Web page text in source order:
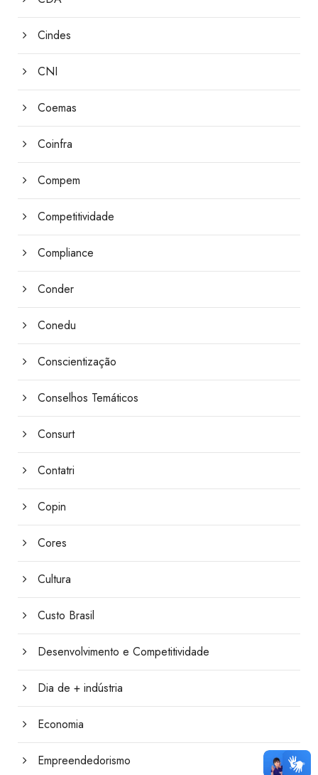
Cindes
CNI
Coemas
Coinfra
Compem
Competitividade
Compliance
Conder
Conedu
Conscientização
Conselhos Temáticos
Consurt
Contatri
Copin
Cores
Cultura
Custo Brasil
Desenvolvimento e Competitividade
Dia de + indústria
Economia
Empreendedorismo